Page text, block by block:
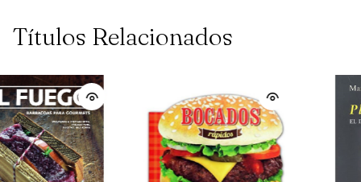
Títulos Relacionados